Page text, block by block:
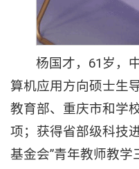
杨国才，61岁，
算机应用方向硕士生
教育部、重庆市和学
项；获得省部级科技
基金会”青年教师教